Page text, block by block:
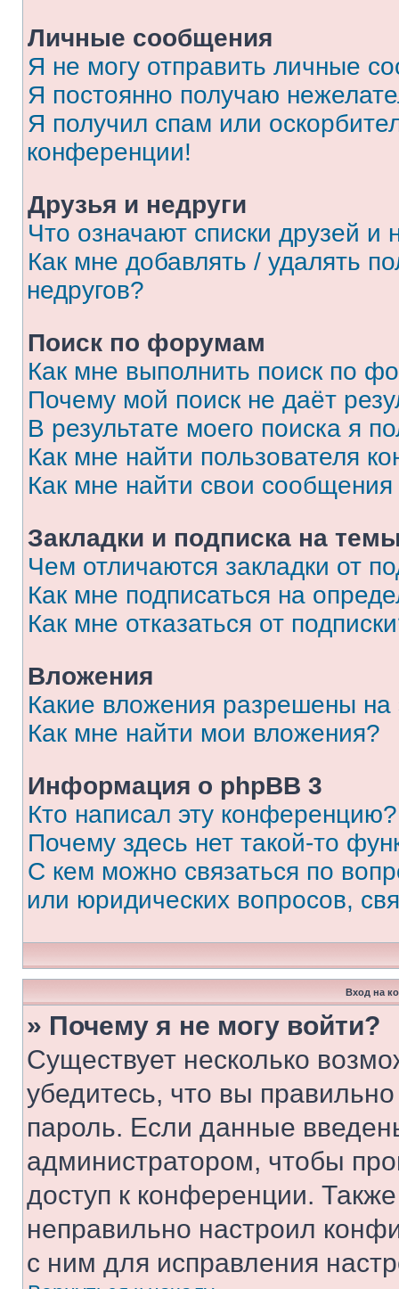
Личные сообщения
Я не могу отправить личные
Я постоянно получаю
Я получил спам или
конференции!
Друзья и недруги
Что означают списки друзей и
Как мне добавлять / удалять
недругов?
Поиск по форумам
Как мне выполнить поиск по
Почему мой поиск не даёт
В результате моего поиска я
Как мне найти пользователя
Как мне найти свои
Закладки и подписка на
Чем отличаются закладки от
Как мне подписаться на
Как мне отказаться от
Вложения
Какие вложения разрешены
Как мне найти мои вложения?
Информация о phpBB 3
Кто написал эту конференцию?
Почему здесь нет такой-то
С кем можно связаться по
или юридических вопросов,
Вход на
» Почему я не могу войти?
Существует несколько
убедитесь, что вы
пароль. Если данные
администратором, чтобы
доступ к конференции.
неправильно настроил
с ним для исправления